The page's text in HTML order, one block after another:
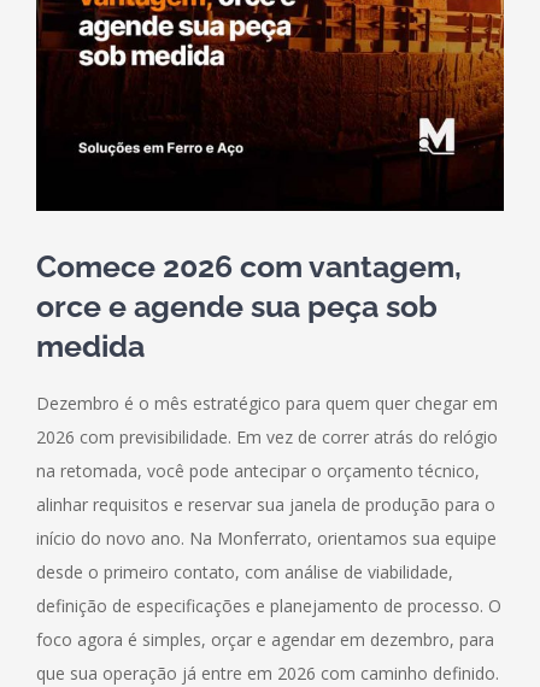
Comece 2026 com vantagem,
orce e agende sua peça sob
medida
Dezembro é o mês estratégico para quem quer chegar em
2026 com previsibilidade. Em vez de correr atrás do relógio
na retomada, você pode antecipar o orçamento técnico,
alinhar requisitos e reservar sua janela de produção para o
início do novo ano. Na Monferrato, orientamos sua equipe
desde o primeiro contato, com análise de viabilidade,
definição de especificações e planejamento de processo. O
foco agora é simples, orçar e agendar em dezembro, para
que sua operação já entre em 2026 com caminho definido.